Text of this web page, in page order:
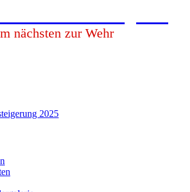
nächsten zur Wehr
2025